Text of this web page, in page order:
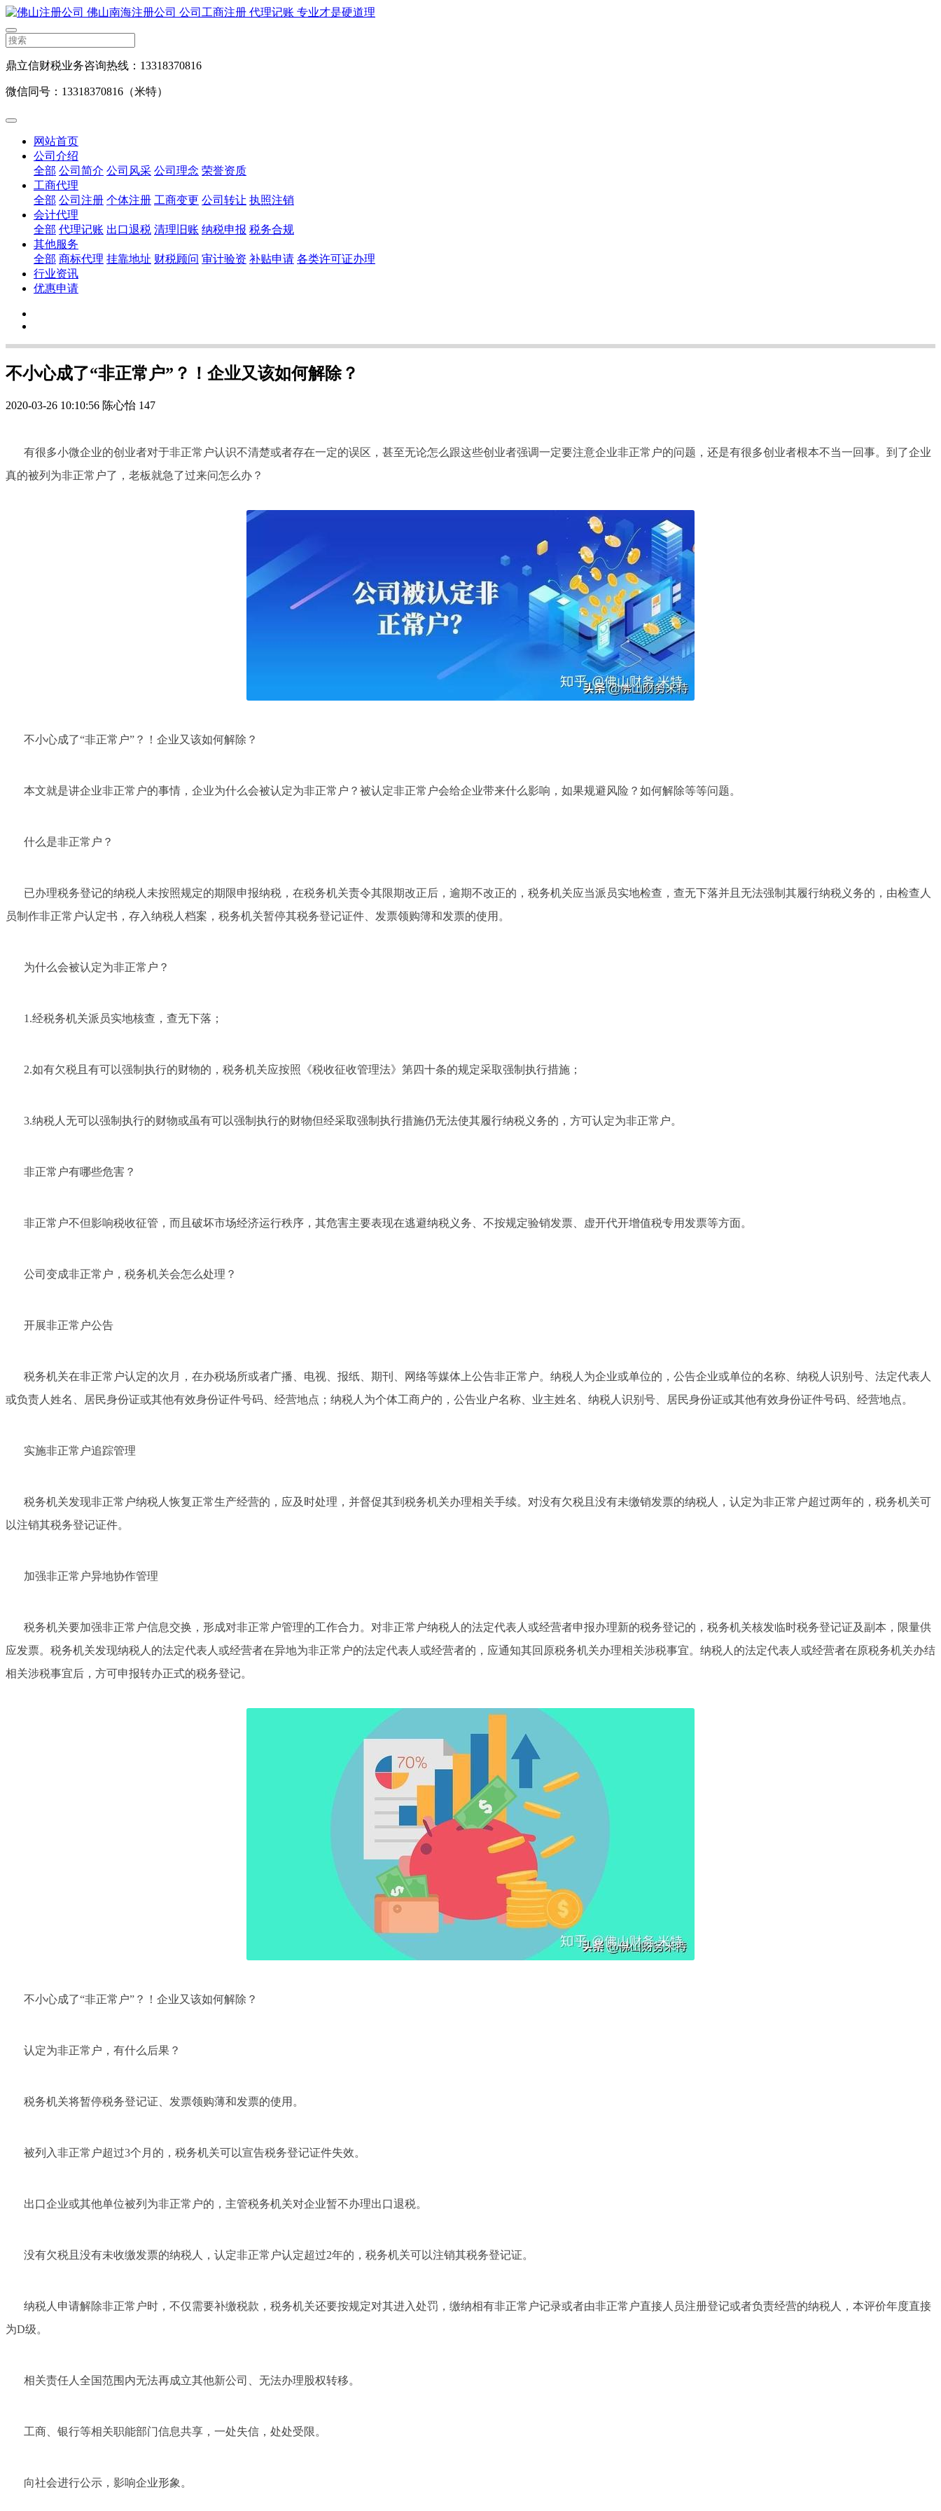
鼎立信财税业务咨询热线：13318370816
微信同号：13318370816（米特）
网站首页
公司介绍
全部 公司简介 公司风采 公司理念 荣誉资质
工商代理
全部 公司注册 个体注册 工商变更 公司转让 执照注销
会计代理
全部 代理记账 出口退税 清理旧账 纳税申报 税务合规
其他服务
全部 商标代理 挂靠地址 财税顾问 审计验资 补贴申请 各类许可证办理
行业资讯
优惠申请
不小心成了“非正常户”？！企业又该如何解除？
2020-03-26 10:10:56 陈心怡 147
有很多小微企业的创业者对于非正常户认识不清楚或者存在一定的误区，甚至无论怎么跟这些创业者强调一定要注意企业非正常户的问题，还是有很多创业者根本不当一回事。到了企业
真的被列为非正常户了，老板就急了过来问怎么办？
不小心成了“非正常户”？！企业又该如何解除？
本文就是讲企业非正常户的事情，企业为什么会被认定为非正常户？被认定非正常户会给企业带来什么影响，如果规避风险？如何解除等等问题。
什么是非正常户？
已办理税务登记的纳税人未按照规定的期限申报纳税，在税务机关责令其限期改正后，逾期不改正的，税务机关应当派员实地检查，查无下落并且无法强制其履行纳税义务的，由检查人
员制作非正常户认定书，存入纳税人档案，税务机关暂停其税务登记证件、发票领购簿和发票的使用。
为什么会被认定为非正常户？
1.经税务机关派员实地核查，查无下落；
2.如有欠税且有可以强制执行的财物的，税务机关应按照《税收征收管理法》第四十条的规定采取强制执行措施；
3.纳税人无可以强制执行的财物或虽有可以强制执行的财物但经采取强制执行措施仍无法使其履行纳税义务的，方可认定为非正常户。
非正常户有哪些危害？
非正常户不但影响税收征管，而且破坏市场经济运行秩序，其危害主要表现在逃避纳税义务、不按规定验销发票、虚开代开增值税专用发票等方面。
公司变成非正常户，税务机关会怎么处理？
开展非正常户公告
税务机关在非正常户认定的次月，在办税场所或者广播、电视、报纸、期刊、网络等媒体上公告非正常户。纳税人为企业或单位的，公告企业或单位的名称、纳税人识别号、法定代表人
或负责人姓名、居民身份证或其他有效身份证件号码、经营地点；纳税人为个体工商户的，公告业户名称、业主姓名、纳税人识别号、居民身份证或其他有效身份证件号码、经营地点。
实施非正常户追踪管理
税务机关发现非正常户纳税人恢复正常生产经营的，应及时处理，并督促其到税务机关办理相关手续。对没有欠税且没有未缴销发票的纳税人，认定为非正常户超过两年的，税务机关可
以注销其税务登记证件。
加强非正常户异地协作管理
税务机关要加强非正常户信息交换，形成对非正常户管理的工作合力。对非正常户纳税人的法定代表人或经营者申报办理新的税务登记的，税务机关核发临时税务登记证及副本，限量供
应发票。税务机关发现纳税人的法定代表人或经营者在异地为非正常户的法定代表人或经营者的，应通知其回原税务机关办理相关涉税事宜。纳税人的法定代表人或经营者在原税务机关办结
相关涉税事宜后，方可申报转办正式的税务登记。
不小心成了“非正常户”？！企业又该如何解除？
认定为非正常户，有什么后果？
税务机关将暂停税务登记证、发票领购薄和发票的使用。
被列入非正常户超过3个月的，税务机关可以宣告税务登记证件失效。
出口企业或其他单位被列为非正常户的，主管税务机关对企业暂不办理出口退税。
没有欠税且没有未收缴发票的纳税人，认定非正常户认定超过2年的，税务机关可以注销其税务登记证。
纳税人申请解除非正常户时，不仅需要补缴税款，税务机关还要按规定对其进入处罚，缴纳相有非正常户记录或者由非正常户直接人员注册登记或者负责经营的纳税人，本评价年度直接
为D级。
相关责任人全国范围内无法再成立其他新公司、无法办理股权转移。
工商、银行等相关职能部门信息共享，一处失信，处处受限。
向社会进行公示，影响企业形象。